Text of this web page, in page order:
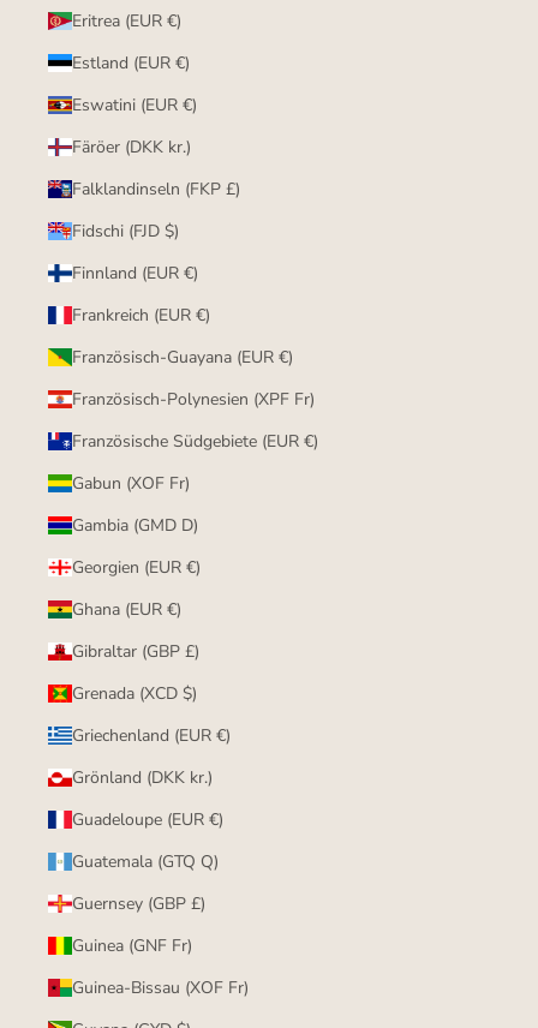
Eritrea (EUR €)
Estland (EUR €)
Eswatini (EUR €)
Färöer (DKK kr.)
Falklandinseln (FKP £)
Fidschi (FJD $)
Finnland (EUR €)
Frankreich (EUR €)
Französisch-Guayana (EUR €)
Französisch-Polynesien (XPF Fr)
Französische Südgebiete (EUR €)
Gabun (XOF Fr)
Gambia (GMD D)
Georgien (EUR €)
Ghana (EUR €)
Gibraltar (GBP £)
Grenada (XCD $)
Griechenland (EUR €)
Grönland (DKK kr.)
Guadeloupe (EUR €)
Guatemala (GTQ Q)
Guernsey (GBP £)
Guinea (GNF Fr)
Guinea-Bissau (XOF Fr)